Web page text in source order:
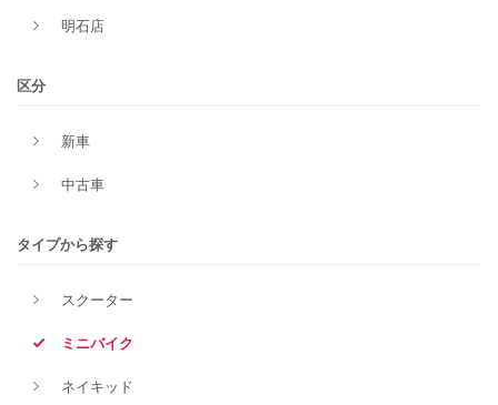
明石店
区分
新車
中古車
タイプから探す
スクーター
ミニバイク
ネイキッド
メーカー
価格